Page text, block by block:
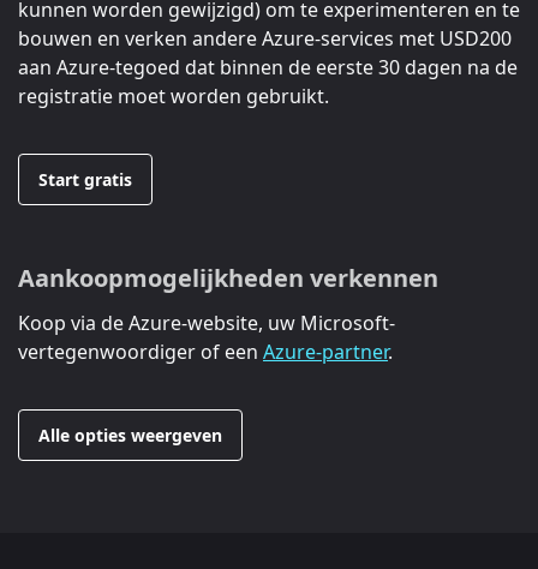
kunnen worden gewijzigd) om te experimenteren en te
bouwen en verken andere Azure-services met USD200
aan Azure-tegoed dat binnen de eerste 30 dagen na de
registratie moet worden gebruikt.
Start gratis
Aankoopmogelijkheden verkennen
Koop via de Azure-website, uw Microsoft-
vertegenwoordiger of een Azure-partner.
Alle opties weergeven